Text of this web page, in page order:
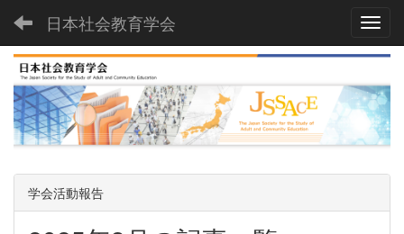
日本社会教育学会
学会活動報告